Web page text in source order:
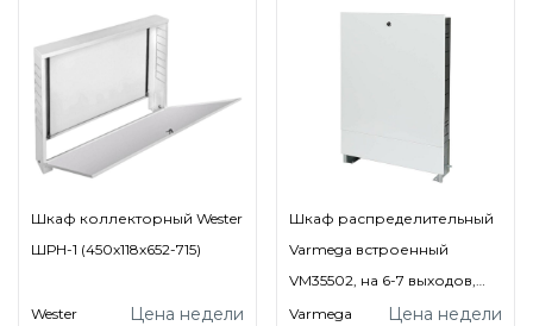
Шкаф коллекторный Wester
ШРН-1 (450х118х652-715)
Wester Цена недели
Шкаф распределительный
Varmega встроенный
VM35502, на 6-7 выходов,
(ШРВ-2) 668х125х592
Varmega Цена недели